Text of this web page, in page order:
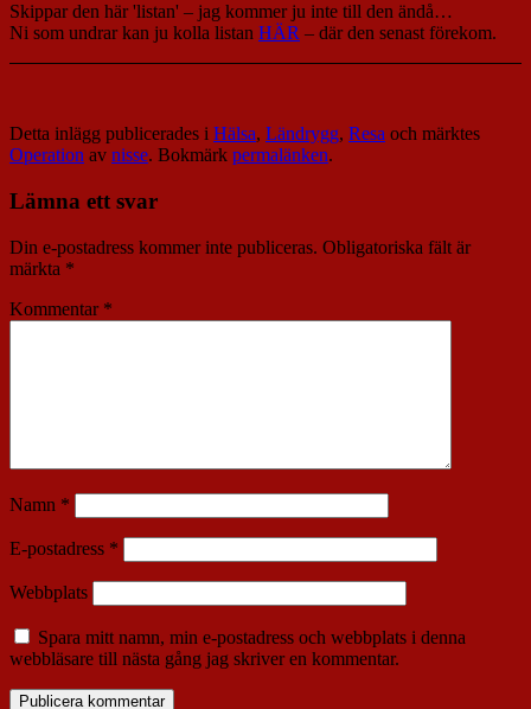
Skippar den här 'listan' – jag kommer ju inte till den ändå…
Ni som undrar kan ju kolla listan HÄR – där den senast förekom.
Detta inlägg publicerades i Hälsa, Ländrygg, Resa och märktes
Operation av nisse. Bokmärk permalänken.
Lämna ett svar
Din e-postadress kommer inte publiceras. Obligatoriska fält är
märkta *
Kommentar *
Namn *
E-postadress *
Webbplats
Spara mitt namn, min e-postadress och webbplats i denna
webbläsare till nästa gång jag skriver en kommentar.